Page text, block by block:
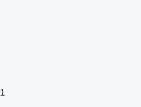
1